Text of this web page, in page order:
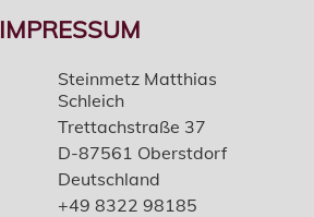
IMPRESSUM
Steinmetz Matthias
Schleich
Trettachstraße 37
D-87561 Oberstdorf
Deutschland
+49 8322 98185